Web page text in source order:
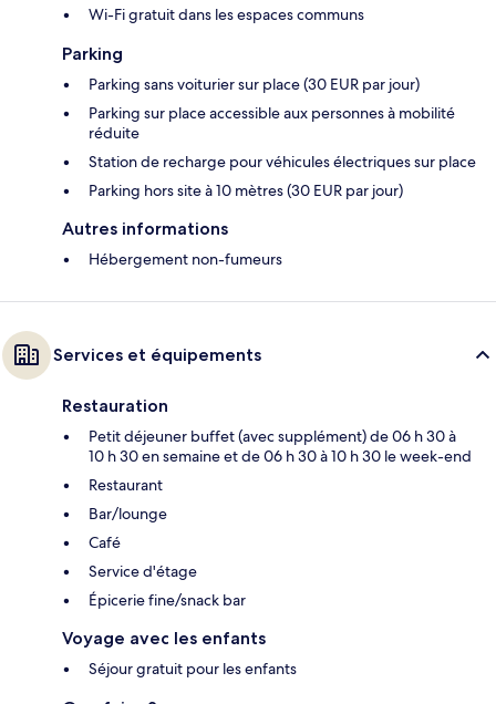
Wi-Fi gratuit dans les espaces communs
Parking
Parking sans voiturier sur place (30 EUR par jour)
Parking sur place accessible aux personnes à mobilité
réduite
Station de recharge pour véhicules électriques sur place
Parking hors site à 10 mètres (30 EUR par jour)
Autres informations
Hébergement non-fumeurs
Services et équipements
Restauration
Petit déjeuner buffet (avec supplément) de 06 h 30 à
10 h 30 en semaine et de 06 h 30 à 10 h 30 le week-end
Restaurant
Bar/lounge
Café
Service d'étage
Épicerie fine/snack bar
Voyage avec les enfants
Séjour gratuit pour les enfants